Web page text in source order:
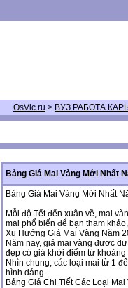
OsVic.ru > ВУЗ РАБОТА
Bảng Giá Mai Vàng Mới Nhất
Bảng Giá Mai Vàng Mới Nhất
Mỗi độ Tết đến xuân về, mai
mai phổ biến để bạn tham
Xu Hướng Giá Mai Vàng Năm
Năm nay, giá mai vàng được
đẹp có giá khởi điểm từ
Nhìn chung, các loại mai từ 1
hình dáng.
Bảng Giá Chi Tiết Các Loại Mai